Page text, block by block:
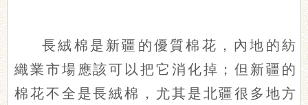
長絨棉是新疆的優質棉花，內地的紡
織業市場應該可以把它消化掉；但新疆的
棉花不全是長絨棉，尤其是北疆很多地方